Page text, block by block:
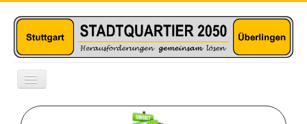
Toggle
Das Projekt